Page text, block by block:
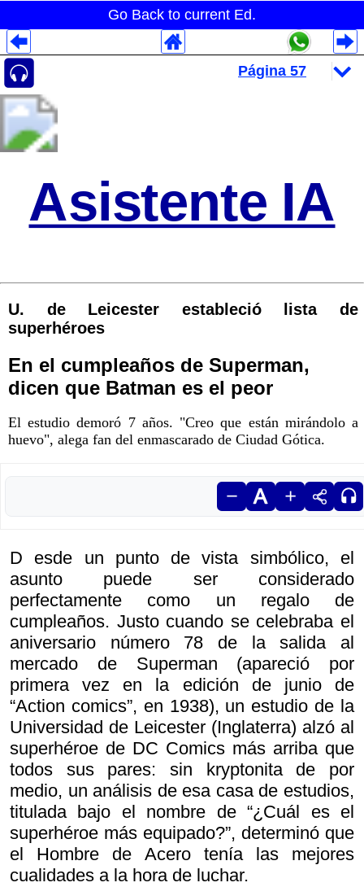
Go Back to current Ed.
Asistente IA
U. de Leicester estableció lista de
superhéroes
En el cumpleaños de Superman,
dicen que Batman es el peor
El estudio demoró 7 años. "Creo que están mirándolo a
huevo", alega fan del enmascarado de Ciudad Gótica.
D esde un punto de vista simbólico, el
asunto puede ser considerado
perfectamente como un regalo de
cumpleaños. Justo cuando se celebraba el
aniversario número 78 de la salida al
mercado de Superman (apareció por
primera vez en la edición de junio de
“Action comics”, en 1938), un estudio de la
Universidad de Leicester (Inglaterra) alzó al
superhéroe de DC Comics más arriba que
todos sus pares: sin kryptonita de por
medio, un análisis de esa casa de estudios,
titulada bajo el nombre de “¿Cuál es el
superhéroe más equipado?”, determinó que
el Hombre de Acero tenía las mejores
cualidades a la hora de luchar.
Despliegues Analytics
Despliegues Totales
Despliegues por Rubros